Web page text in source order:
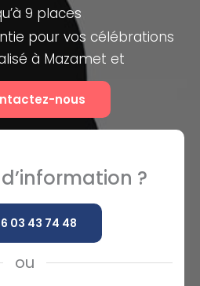
9 places
pour vos célébrations
à Mazamet et
nous
?
03 43 74 48
ou